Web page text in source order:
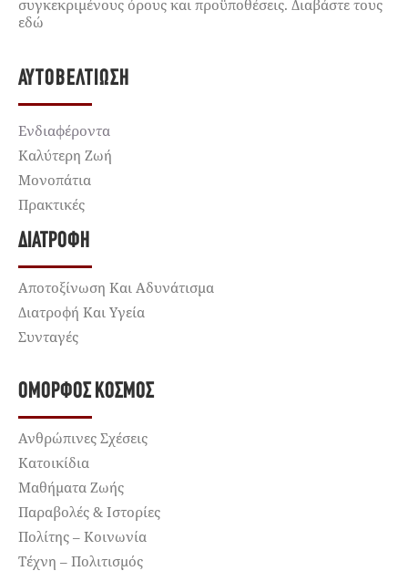
συγκεκριμένους όρους και προϋποθέσεις. Διαβάστε τους
εδώ
ΑΥΤΟΒΕΛΤΊΩΣΗ
Ενδιαφέροντα
Καλύτερη Ζωή
Μονοπάτια
Πρακτικές
ΔΙΑΤΡΟΦΉ
Αποτοξίνωση Και Αδυνάτισμα
Διατροφή Και Υγεία
Συνταγές
ΌΜΟΡΦΟΣ ΚΌΣΜΟΣ
Ανθρώπινες Σχέσεις
Κατοικίδια
Μαθήματα Ζωής
Παραβολές & Ιστορίες
Πολίτης – Κοινωνία
Τέχνη – Πολιτισμός